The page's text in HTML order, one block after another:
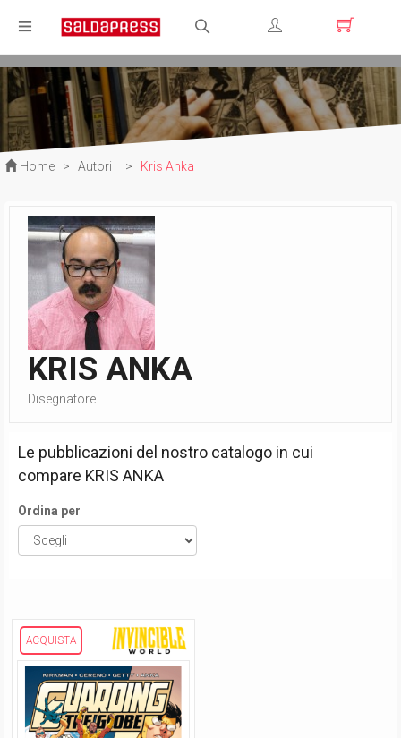
Registrati
Login
Home > Autori > Kris Anka
KRIS ANKA
Disegnatore
Le pubblicazioni del nostro catalogo in cui
compare KRIS ANKA
Ordina per
ACQUISTA